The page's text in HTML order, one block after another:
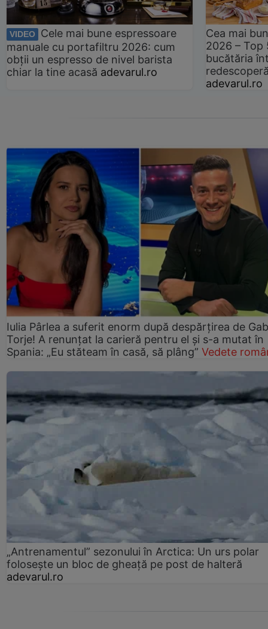
VIDEO
Cele mai bune espressoare
manuale cu portafiltru 2026: cum
obții un espresso de nivel barista
chiar la tine acasă adevarul.ro
Cea mai
2026 –
bucătăria
adevarul.ro
Iulia Pârlea a suferit enorm după despărțirea de
Torje! A renunțat la carieră pentru el și s-a mutat în
Spania: „Eu stăteam în casă, să plâng” Vedete
„Antrenamentul” sezonului în Arctica: Un urs polar
folosește un bloc de gheață pe post de halteră
adevarul.ro